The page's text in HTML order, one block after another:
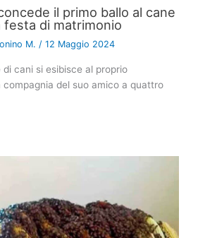
il primo ballo al cane
festa di matrimonio
M. /12 Maggio 2024
cani si esibisce al proprio
compagnia del suo amico a quattro